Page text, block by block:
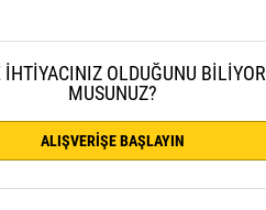
İHTİYACINIZ OLDUĞUNU BİLİYOR
MUSUNUZ?
ALIŞVERİŞE BAŞLAYIN